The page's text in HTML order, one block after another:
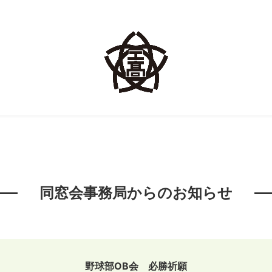
同窓会事務局からのお知らせ
野球部OB会 必勝祈願